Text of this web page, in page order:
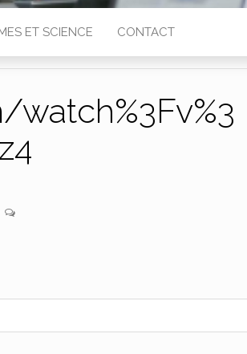
ET SCIENCE CONTACT